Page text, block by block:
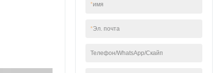
преимуществ,
*имя
*Эл. почта
Телефон/WhatsApp/Скайп